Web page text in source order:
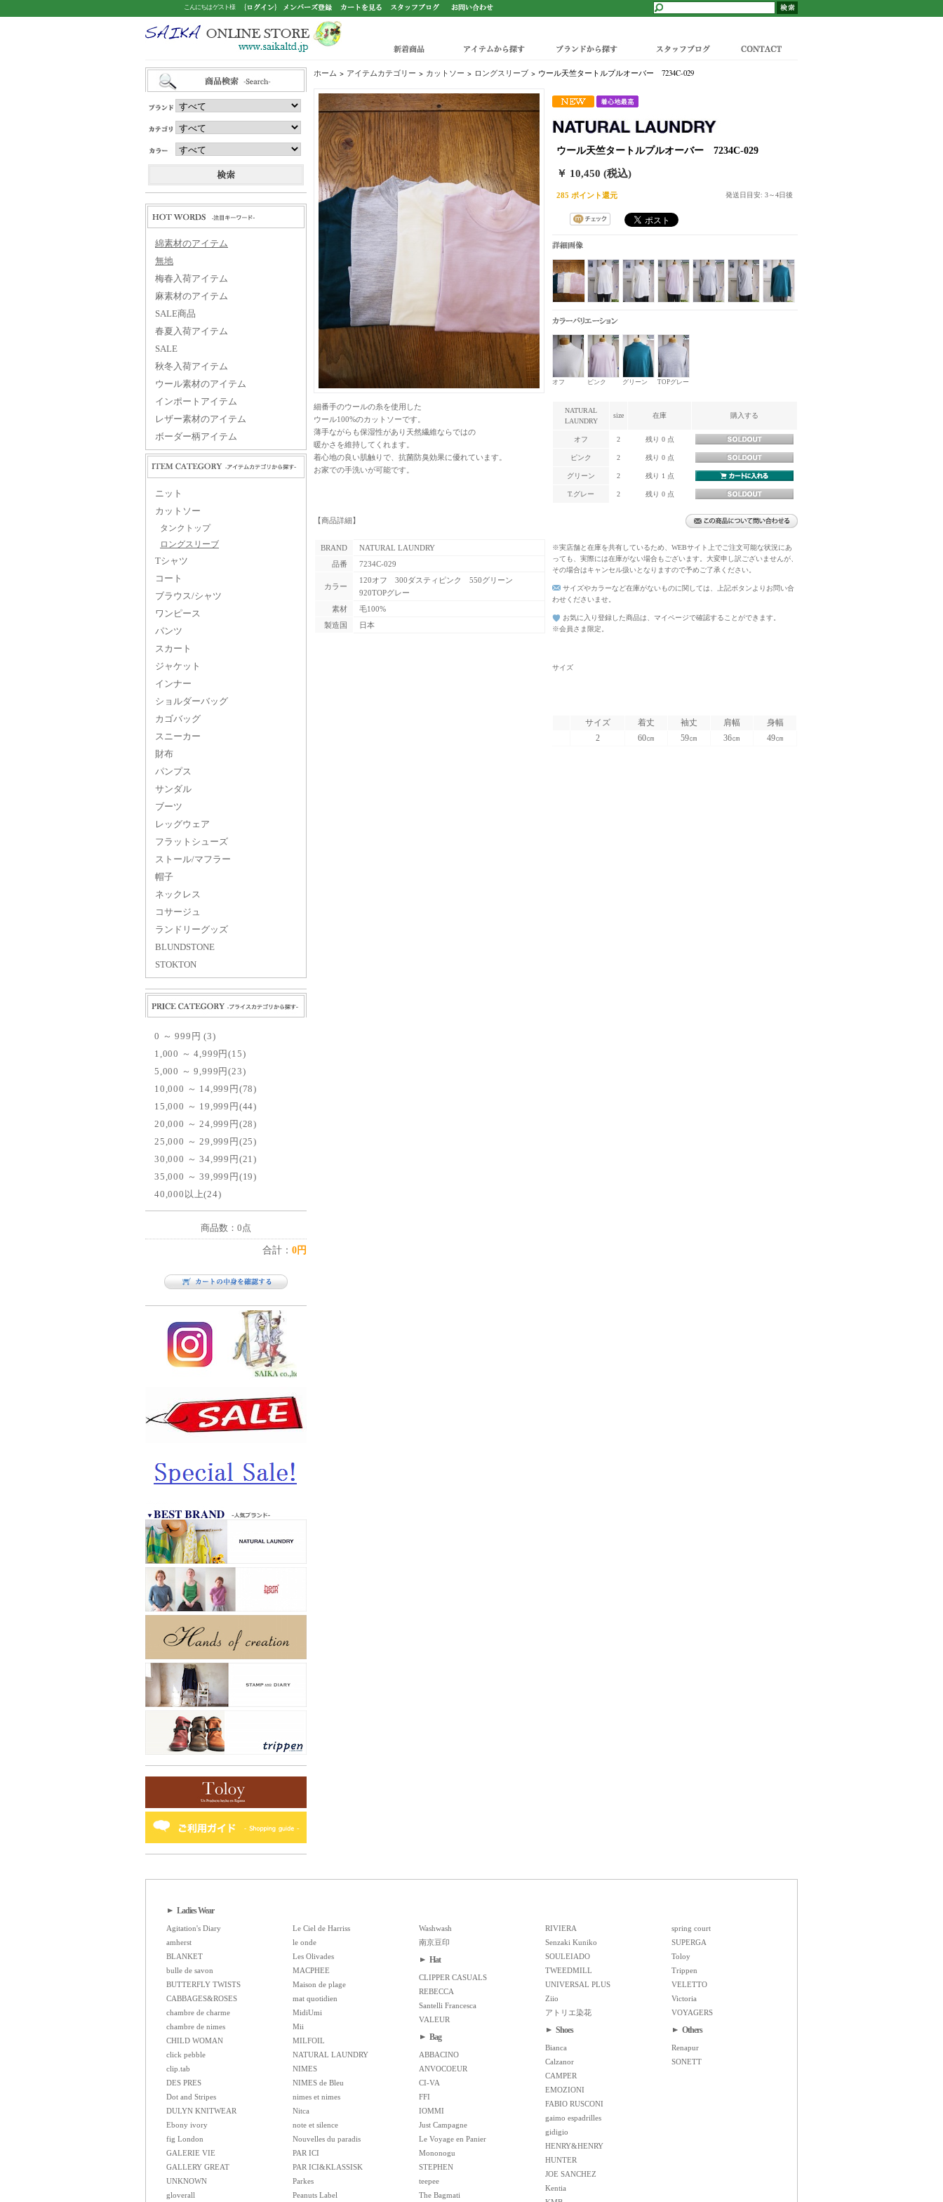
こんにちは ゲスト様
ー 7234C-029
商品検索
綿素材のアイテム
無地
梅春入荷アイテム
麻素材のアイテム
SALE商品
春夏入荷アイテム
SALE
秋冬入荷アイテム
ウール素材のアイテム
インポートアイテム
レザー素材のアイテム
ボーダー柄アイテム
ニット
カットソー
タンクトップ
ロングスリーブ
Tシャツ
コート
ブラウス/シャツ
ワンピース
パンツ
スカート
ジャケット
インナー
ショルダーバッグ
カゴバッグ
スニーカー
財布
パンプス
サンダル
ブーツ
レッグウェア
フラットシューズ
ストール/マフラー
帽子
ネックレス
コサージュ
ランドリーグッズ
BLUNDSTONE
STOKTON
0 ～ 999円 (3)
1,000 ～ 4,999円(15)
5,000 ～ 9,999円(23)
10,000 ～ 14,999円(78)
15,000 ～ 19,999円(44)
20,000 ～ 24,999円(28)
25,000 ～ 29,999円(25)
30,000 ～ 34,999円(21)
35,000 ～ 39,999円(19)
40,000以上(24)
商品数：0点
合計： 0円
ホーム > アイテムカテゴリー > カットソー > ロングスリーブ > ウール天竺タートルプルオーバー 7234C-029
細番手のウールの糸を使用した
ウール100%のカットソーです。
薄手ながらも保湿性があり天然繊維ならではの
暖かさを維持してくれます。
着心地の良い肌触りで、抗菌防臭効果に優れています。
お家での手洗いが可能です。
【商品詳細】
BRAND
NATURAL LAUNDRY
品番
7234C-029
カラー
120オフ 300ダスティピンク 550グリーン
920TOPグレー
素材
毛100%
製造国
日本
ウール天竺タートルプルオーバー 7234C-029
￥ 10,450 (税込)
285 ポイント還元 発送日目安: 3～4日後
オフ ピンク グリーン TOPグレー
NATURAL
LAUNDRY
size 在庫 購入する
オフ 2 残り 0 点
ピンク 2 残り 0 点
グリーン 2 残り 1 点
T.グレー 2 残り 0 点
※実店舗と在庫を共有しているため、WEBサイト上でご注文可能な状況にあ
っても、実際には在庫がない場合もございます。大変申し訳ございませんが、
その場合はキャンセル扱いとなりますので予めご了承ください。
サイズやカラーなど在庫がないものに関しては、上記ボタンよりお問い合
わせくださいませ。
お気に入り登録した商品は、マイページで確認することができます。
※会員さま限定。
サイズ
サイズ 着丈 袖丈 肩幅
身幅
2
60㎝ 59㎝ 36㎝ 49㎝
Ladies Wear
Agitation's Diary
amherst
BLANKET
bulle de savon
BUTTERFLY TWISTS
CABBAGES&ROSES
chambre de charme
chambre de nimes
CHILD WOMAN
click pebble
clip.tab
DES PRES
Dot and Stripes
DULYN KNITWEAR
Ebony ivory
fig London
GALERIE VIE
GALLERY GREAT
UNKNOWN
gloverall
Le Ciel de Harriss
le onde
Les Olivades
MACPHEE
Maison de plage
mat quotidien
MidiUmi
Mii
MILFOIL
NATURAL LAUNDRY
NIMES
NIMES de Bleu
nimes et nimes
Nitca
note et silence
Nouvelles du paradis
PAR ICI
PAR ICI&KLASSISK
Parkes
Peanuts Label
Washwash
南京豆印
Hat
CLIPPER CASUALS
REBECCA
Santelli Francesca
VALEUR
Bag
ABBACINO
ANVOCOEUR
CI-VA
FFI
IOMMI
Just Campagne
Le Voyage en Panier
Mononogu
STEPHEN
teepee
The Bagmati
RIVIERA
Senzaki Kuniko
SOULEIADO
TWEEDMILL
UNIVERSAL PLUS
Ziio
アトリエ染花
Shoes
Bianca
Calzanor
CAMPER
EMOZIONI
FABIO RUSCONI
gaimo espadrilles
gidigio
HENRY&HENRY
HUNTER
JOE SANCHEZ
Kentia
spring court
SUPERGA
Toloy
Trippen
VELETTO
Victoria
VOYAGERS
Others
Renapur
SONETT